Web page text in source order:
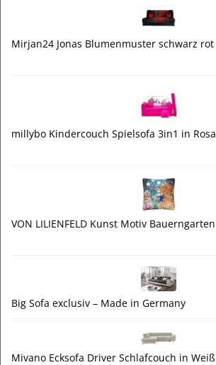
Mirjan24 Jonas Blumenmuster schwarz rot
millybo Kindercouch Spielsofa 3in1 in Rosa
VON LILIENFELD Kunst Motiv Bauerngarten
Big Sofa exclusiv – Made in Germany
Mivano Ecksofa Driver Schlafcouch in Weiß